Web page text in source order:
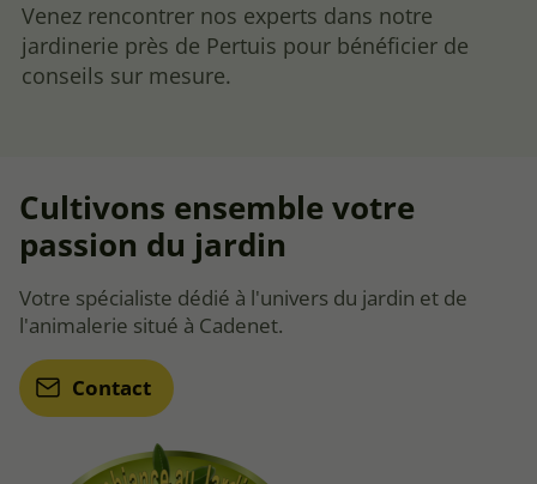
Venez rencontrer nos experts dans notre
jardinerie près de Pertuis pour bénéficier de
conseils sur mesure.
Cultivons ensemble votre
passion du jardin
Votre spécialiste dédié à l'univers du jardin et de
l'animalerie situé à Cadenet.
Contact